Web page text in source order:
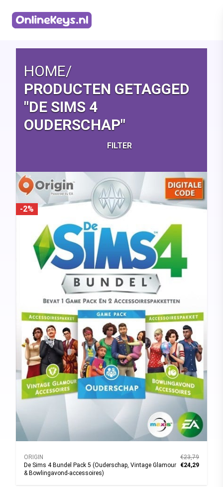
HOME/
PRODUCTEN GETAGGED
"DE SIMS 4
OUDERSCHAP"
FILTER
-2%
ORIGIN
De Sims 4 Bundel Pack 5 (Ouderschap, Vintage Glamour
& Bowlingavond-accessoires)
€23,79
€24,29